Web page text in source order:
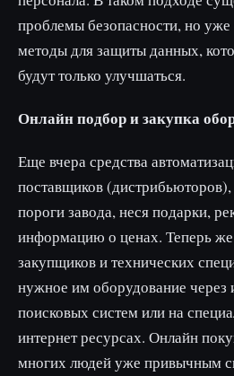
проблемы безопасности, но
методы для защиты данных,
будут только улучшаться.
Онлайн подбор и закупка
Еще вчера средства
поставщиков
пороги завода, неся подарки,
информацию о ценах. Теперь
закупщиков и технических
нужное им оборудование через
поисковых систем или на
интернет ресурсах. Онлайн
многих людей уже привычным